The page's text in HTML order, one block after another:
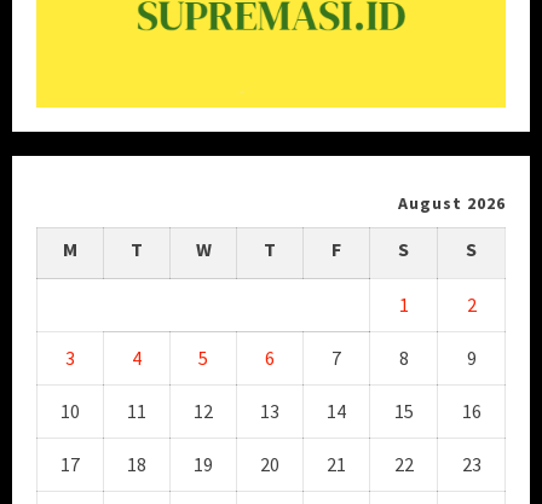
August 2026
M T W T F S S
1 2
3 4 5 6 7 8 9
10 11 12 13 14 15 16
17 18 19 20 21 22 23